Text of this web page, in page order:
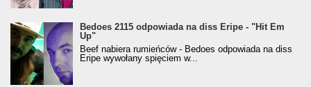
Bedoes 2115 odpowiada na diss Eripe - "Hit Em
Up"
Beef nabiera rumieńców - Bedoes odpowiada na diss
Eripe wywołany spięciem w...